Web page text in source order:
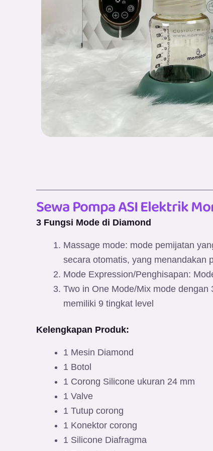
Sewa Pompa ASI Elektrik
3 Fungsi Mode di Diamond
Massage mode: mode pemijatan
secara otomatis, yang menandakan
Mode Expression/Penghisapan:
Two in One Mode/Mix mode
memiliki 9 tingkat level
Kelengkapan Produk:
1 Mesin Diamond
1 Botol
1 Corong Silicone ukuran 24 mm
1 Valve
1 Tutup corong
1 Konektor corong
1 Silicone Diafragma